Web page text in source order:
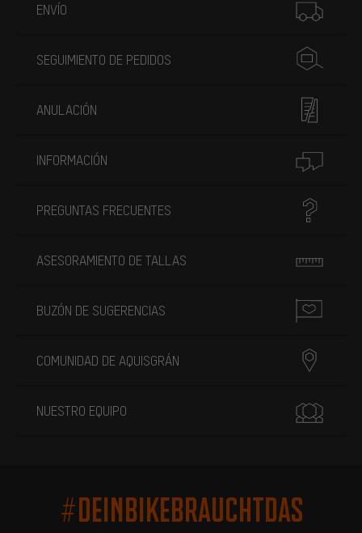
ENVÍO
SEGUIMIENTO DE PEDIDOS
ANULACIÓN
INFORMACIÓN
PREGUNTAS FRECUENTES
ASESORAMIENTO DE TALLAS
BUZÓN DE SUGERENCIAS
COMUNIDAD DE AQUISGRÁN
NUESTRO EQUIPO
#DEINBIKEBRAUCHTDAS